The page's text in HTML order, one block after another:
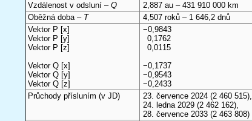
Vzdálenost v odsluní – Q
2,887 au – 431 910 000 km
Oběžná doba – T
4,507 roků – 1 646,2 dnů
Vektor P [x]
Vektor P [y]
Vektor P [z]
Vektor Q [x]
Vektor Q [y]
Vektor Q [z]
−0,9843
0,1762
0,0115
−0,1737
−0,9543
−0,2433
Průchody přísluním (v JD) 23. července 2024 (2 460 515),
24. ledna 2029 (2 462 162),
28. července 2033 (2 463 808)